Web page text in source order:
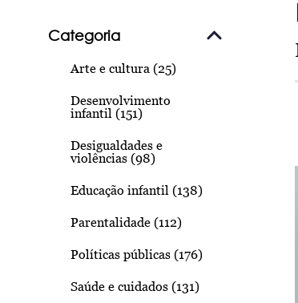
Categoria
Arte e cultura (25)
Desenvolvimento
infantil (151)
Desigualdades e
violências (98)
Educação infantil (138)
Parentalidade (112)
Políticas públicas (176)
Saúde e cuidados (131)